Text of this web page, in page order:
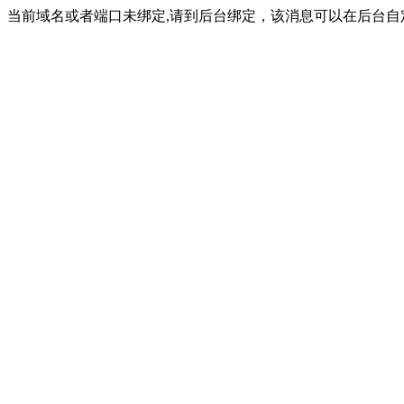
当前域名或者端口未绑定,请到后台绑定，该消息可以在后台自